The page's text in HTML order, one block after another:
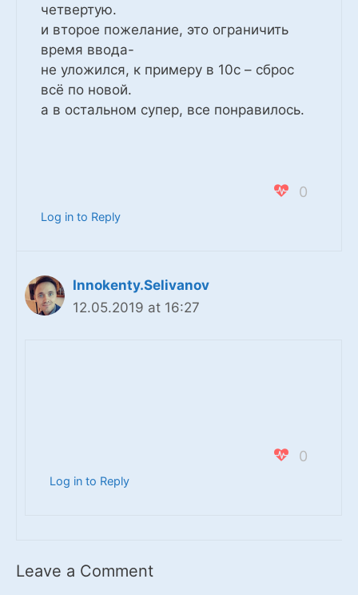
четвертую.
и второе пожелание, это ограничить
время ввода-
не уложился, к примеру в 10с – сброс
всё по новой.
а в остальном супер, все понравилось.
0
Log in to Reply
Innokenty.Selivanov
12.05.2019 at 16:27
0
Log in to Reply
Leave a Comment